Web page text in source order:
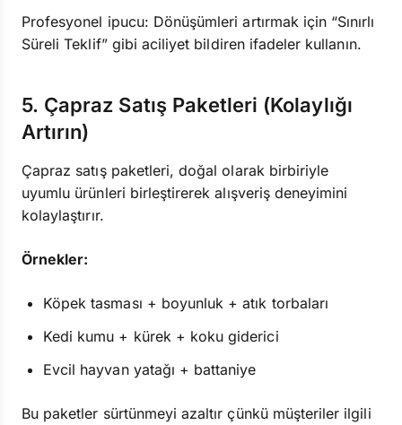
Profesyonel ipucu: Dönüşümleri artırmak için “Sınırlı
Süreli Teklif” gibi aciliyet bildiren ifadeler kullanın.
5. Çapraz Satış Paketleri (Kolaylığı
Artırın)
Çapraz satış paketleri, doğal olarak birbiriyle
uyumlu ürünleri birleştirerek alışveriş deneyimini
kolaylaştırır.
Örnekler:
Köpek tasması + boyunluk + atık torbaları
Kedi kumu + kürek + koku giderici
Evcil hayvan yatağı + battaniye
Bu paketler sürtünmeyi azaltır çünkü müşteriler ilgili